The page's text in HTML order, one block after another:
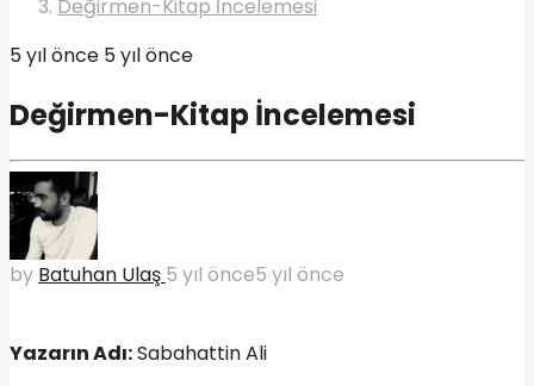
Değirmen-Kitap İncelemesi
5 yıl önce 5 yıl önce
Değirmen-Kitap İncelemesi
by Batuhan Ulaş 5 yıl önce5 yıl önce
Yazarın Adı:Sabahattin Ali